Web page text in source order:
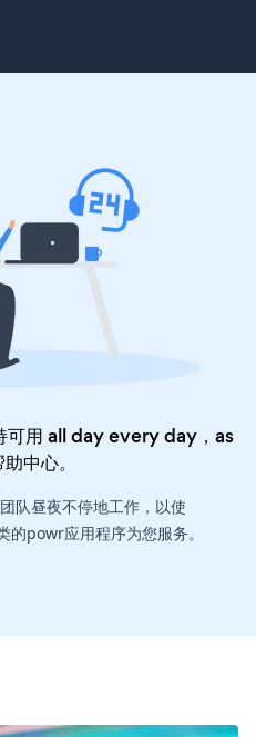
用 all day every day，as
助中心。
队昼夜不停地工作，以使
powr应用程序为您服务。